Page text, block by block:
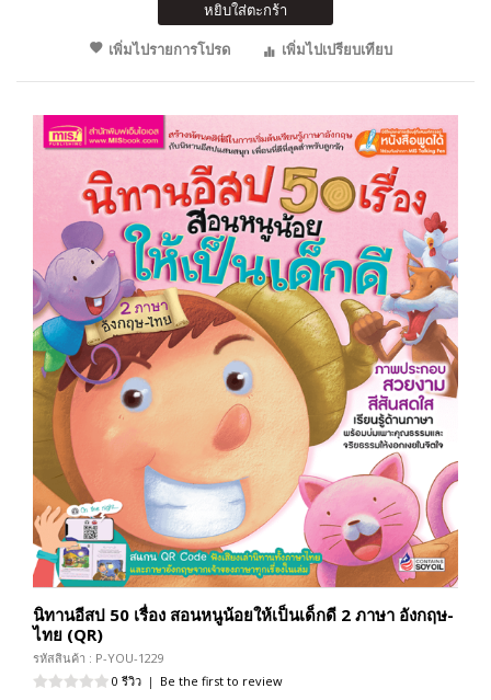
หยิบใส่ตะกร้า
เพิ่มไปรายการโปรด
เพิ่มไปเปรียบเทียบ
นิทานอีสป 50 เรื่อง สอนหนูน้อยให้เป็นเด็กดี 2 ภาษา อังกฤษ-
ไทย (QR)
รหัสสินค้า : P-YOU-1229
0 รีวิว | Be the first to review